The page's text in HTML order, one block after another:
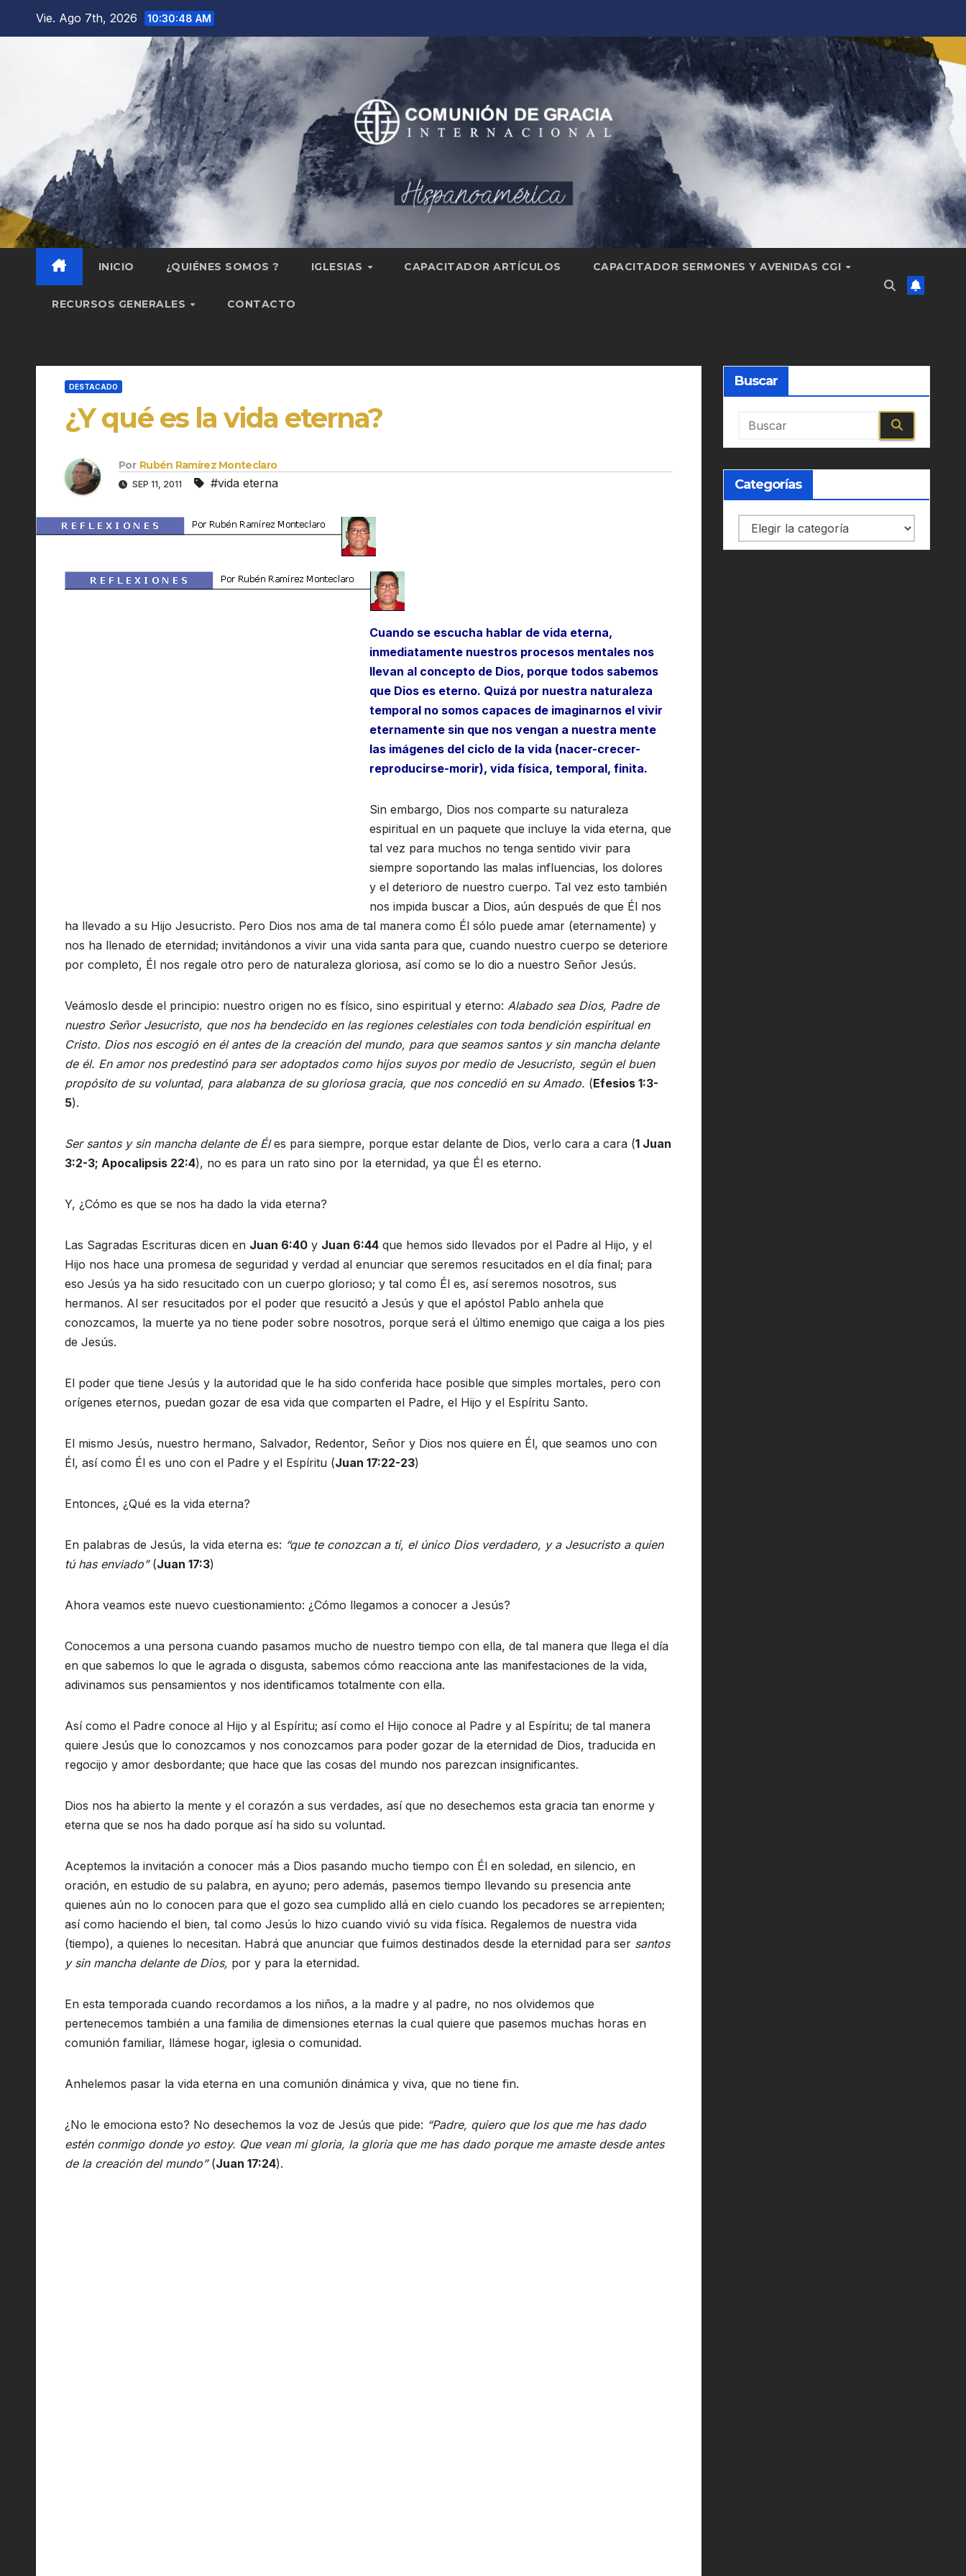
Vie. Ago 7th, 2026 10:30:49 AM
INICIO ¿QUIÉNES SOMOS ? IGLESIAS CAPACITADOR ARTÍCULOS CAPACITADOR SERMONES Y AVENIDAS CGI
RECURSOS GENERALES CONTACTO
DESTACADO
¿Y qué es la vida eterna?
Por Rubén Ramírez Monteclaro
SEP 11, 2011 #vida eterna
Cuando se escucha hablar de vida eterna,
inmediatamente nuestros procesos mentales nos
llevan al concepto de Dios, porque todos sabemos
que Dios es eterno. Quizá por nuestra naturaleza
temporal no somos capaces de imaginarnos el vivir
eternamente sin que nos vengan a nuestra mente
las imágenes del ciclo de la vida (nacer-crecer-
reproducirse-morir), vida física, temporal, finita.
Sin embargo, Dios nos comparte su naturaleza
espiritual en un paquete que incluye la vida eterna, que
tal vez para muchos no tenga sentido vivir para
siempre soportando las malas influencias, los dolores
y el deterioro de nuestro cuerpo. Tal vez esto también
nos impida buscar a Dios, aún después de que Él nos
ha llevado a su Hijo Jesucristo. Pero Dios nos ama de tal manera como Él sólo puede amar (eternamente) y
nos ha llenado de eternidad; invitándonos a vivir una vida santa para que, cuando nuestro cuerpo se deteriore
por completo, Él nos regale otro pero de naturaleza gloriosa, así como se lo dio a nuestro Señor Jesús.
Veámoslo desde el principio: nuestro origen no es físico, sino espiritual y eterno: Alabado sea Dios, Padre de
nuestro Señor Jesucristo, que nos ha bendecido en las regiones celestiales con toda bendición espiritual en
Cristo. Dios nos escogió en él antes de la creación del mundo, para que seamos santos y sin mancha delante
de él. En amor nos predestinó para ser adoptados como hijos suyos por medio de Jesucristo, según el buen
propósito de su voluntad, para alabanza de su gloriosa gracia, que nos concedió en su Amado. (Efesios 1:3-
5).
Ser santos y sin mancha delante de Éles para siempre, porque estar delante de Dios, verlo cara a cara (1 Juan
3:2-3; Apocalipsis 22:4), no es para un rato sino por la eternidad, ya que Él es eterno.
Y, ¿Cómo es que se nos ha dado la vida eterna?
Las Sagradas Escrituras dicen en Juan 6:40 y Juan 6:44 que hemos sido llevados por el Padre al Hijo, y el
Hijo nos hace una promesa de seguridad y verdad al enunciar que seremos resucitados en el día final; para
eso Jesús ya ha sido resucitado con un cuerpo glorioso; y tal como Él es, así seremos nosotros, sus
hermanos. Al ser resucitados por el poder que resucitó a Jesús y que el apóstol Pablo anhela que
conozcamos, la muerte ya no tiene poder sobre nosotros, porque será el último enemigo que caiga a los pies
de Jesús.
El poder que tiene Jesús y la autoridad que le ha sido conferida hace posible que simples mortales, pero con
orígenes eternos, puedan gozar de esa vida que comparten el Padre, el Hijo y el Espíritu Santo.
El mismo Jesús, nuestro hermano, Salvador, Redentor, Señor y Dios nos quiere en Él, que seamos uno con
Él, así como Él es uno con el Padre y el Espíritu (Juan 17:22-23)
Entonces, ¿Qué es la vida eterna?
En palabras de Jesús, la vida eterna es: “que te conozcan a ti, el único Dios verdadero, y a Jesucristo a quien
tú has enviado” (Juan 17:3)
Ahora veamos este nuevo cuestionamiento: ¿Cómo llegamos a conocer a Jesús?
Conocemos a una persona cuando pasamos mucho de nuestro tiempo con ella, de tal manera que llega el día
en que sabemos lo que le agrada o disgusta, sabemos cómo reacciona ante las manifestaciones de la vida,
adivinamos sus pensamientos y nos identificamos totalmente con ella.
Así como el Padre conoce al Hijo y al Espíritu; así como el Hijo conoce al Padre y al Espíritu; de tal manera
quiere Jesús que lo conozcamos y nos conozcamos para poder gozar de la eternidad de Dios, traducida en
regocijo y amor desbordante; que hace que las cosas del mundo nos parezcan insignificantes.
Dios nos ha abierto la mente y el corazón a sus verdades, así que no desechemos esta gracia tan enorme y
eterna que se nos ha dado porque así ha sido su voluntad.
Aceptemos la invitación a conocer más a Dios pasando mucho tiempo con Él en soledad, en silencio, en
oración, en estudio de su palabra, en ayuno; pero además, pasemos tiempo llevando su presencia ante
quienes aún no lo conocen para que el gozo sea cumplido allá en cielo cuando los pecadores se arrepienten;
así como haciendo el bien, tal como Jesús lo hizo cuando vivió su vida física. Regalemos de nuestra vida
(tiempo), a quienes lo necesitan. Habrá que anunciar que fuimos destinados desde la eternidad para ser santos
y sin mancha delante de Dios, por y para la eternidad.
En esta temporada cuando recordamos a los niños, a la madre y al padre, no nos olvidemos que
pertenecemos también a una familia de dimensiones eternas la cual quiere que pasemos muchas horas en
comunión familiar, llámese hogar, iglesia o comunidad.
Anhelemos pasar la vida eterna en una comunión dinámica y viva, que no tiene fin.
¿No le emociona esto? No desechemos la voz de Jesús que pide: “Padre, quiero que los que me has dado
estén conmigo donde yo estoy. Que vean mi gloria, la gloria que me has dado porque me amaste desde antes
de la creación del mundo” (Juan 17:24).
Buscar
Categorías
Categorías